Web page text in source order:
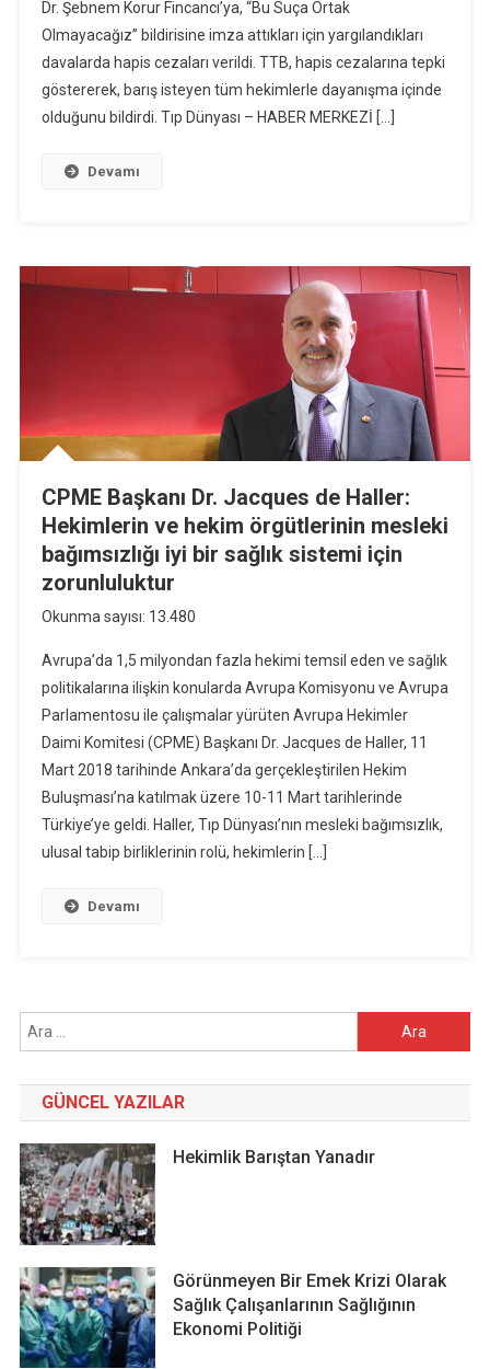
Dr. Şebnem Korur Fincancı’ya, “Bu Suça Ortak
Olmayacağız” bildirisine imza attıkları için yargılandıkları
davalarda hapis cezaları verildi. TTB, hapis cezalarına tepki
göstererek, barış isteyen tüm hekimlerle dayanışma içinde
olduğunu bildirdi. Tıp Dünyası – HABER MERKEZİ […]
Devamı
CPME Başkanı Dr. Jacques de Haller:
Hekimlerin ve hekim örgütlerinin mesleki
bağımsızlığı iyi bir sağlık sistemi için
zorunluluktur
Okunma sayısı: 13.480
Avrupa’da 1,5 milyondan fazla hekimi temsil eden ve sağlık
politikalarına ilişkin konularda Avrupa Komisyonu ve Avrupa
Parlamentosu ile çalışmalar yürüten Avrupa Hekimler
Daimi Komitesi (CPME) Başkanı Dr. Jacques de Haller, 11
Mart 2018 tarihinde Ankara’da gerçekleştirilen Hekim
Buluşması’na katılmak üzere 10-11 Mart tarihlerinde
Türkiye’ye geldi. Haller, Tıp Dünyası’nın mesleki bağımsızlık,
ulusal tabip birliklerinin rolü, hekimlerin […]
Devamı
Arama:
GÜNCEL YAZILAR
Hekimlik Barıştan Yanadır
Görünmeyen Bir Emek Krizi Olarak
Sağlık Çalışanlarının Sağlığının
Ekonomi Politiği